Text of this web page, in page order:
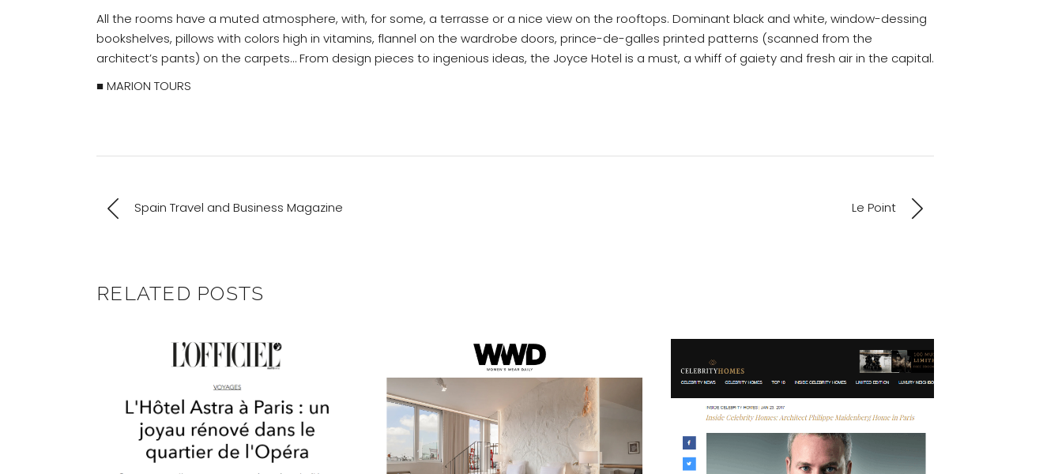
All the rooms have a muted atmosphere, with, for some, a terrasse or a nice view on the rooftops. Dominant black and white, window-dessing
bookshelves, pillows with colors high in vitamins, flannel on the wardrobe doors, prince-de-galles printed patterns (scanned from the
architect’s pants) on the carpets… From design pieces to ingenious ideas, the Joyce Hotel is a must, a whiff of gaiety and fresh air in the capital.
■ MARION TOURS
Spain Travel and Business Magazine Le Point
RELATED POSTS